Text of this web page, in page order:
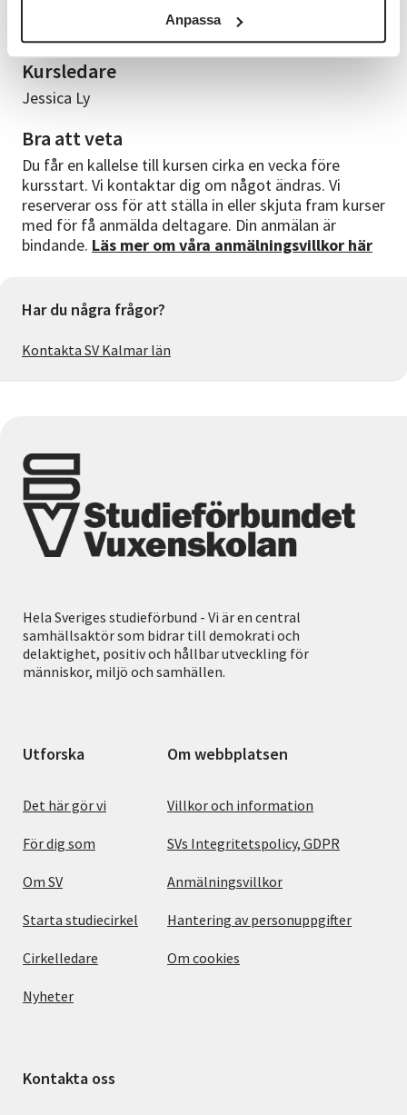
Anpassa
tillgång till kyl, porslin, mikro, kaffebryggare,
Kursledare
Jessica Ly
Bra att veta
Du får en kallelse till kursen cirka en vecka före
kursstart. Vi kontaktar dig om något ändras. Vi
reserverar oss för att ställa in eller skjuta fram kurser
med för få anmälda deltagare. Din anmälan är
bindande. Läs mer om våra anmälningsvillkor här
Har du några frågor?
Kontakta SV Kalmar län
Hela Sveriges studieförbund - Vi är en central
samhällsaktör som bidrar till demokrati och
delaktighet, positiv och hållbar utveckling för
människor, miljö och samhällen.
Utforska
Det här gör vi
För dig som
Om SV
Starta studiecirkel
Cirkelledare
Nyheter
Om webbplatsen
Villkor och information
SVs Integritetspolicy, GDPR
Anmälningsvillkor
Hantering av personuppgifter
Om cookies
Kontakta oss